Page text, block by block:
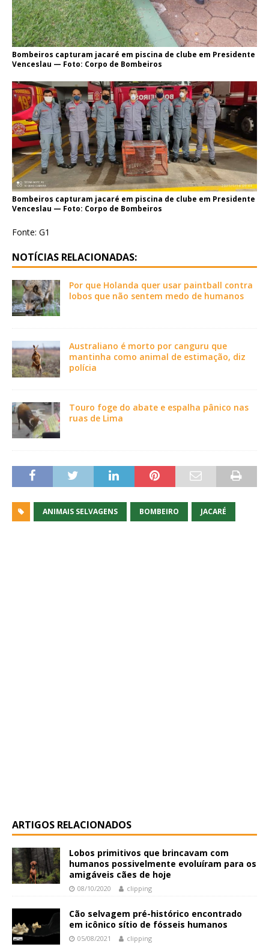
Bombeiros capturam jacaré em piscina de clube em Presidente
Venceslau — Foto: Corpo de Bombeiros
Bombeiros capturam jacaré em piscina de clube em Presidente
Venceslau — Foto: Corpo de Bombeiros
Fonte: G1
NOTÍCIAS RELACIONADAS:
Por que Holanda quer usar paintball contra
lobos que não sentem medo de humanos
Australiano é morto por canguru que
mantinha como animal de estimação, diz
polícia
Touro foge do abate e espalha pânico nas
ruas de Lima
ANIMAIS SELVAGENS BOMBEIRO JACARÉ
ARTIGOS RELACIONADOS
Lobos primitivos que brincavam com
humanos possivelmente evoluíram para os
amigáveis cães de hoje
08/10/2020 clipping
Cão selvagem pré-histórico encontrado
em icônico sítio de fósseis humanos
05/08/2021 clipping